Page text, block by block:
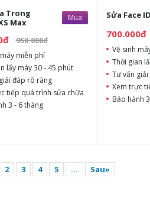
Trong
Max
Mua
950.000đ
miễn phí
lấy máy 30 - 45 phút
đáp rõ ràng
tiếp quá trình sửa chữa
3 - 6 tháng
Sửa Face
700.000đ
Vệ sinh
Thời gian
Tư vấn
Xem trực
Bảo hành
2 3 4 5 ... Sau»